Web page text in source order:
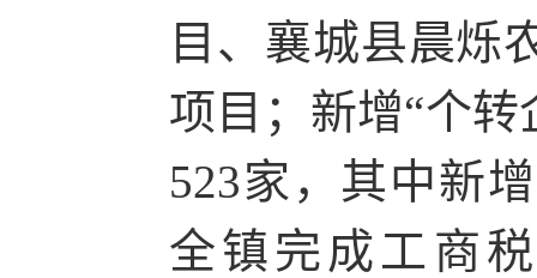
目、襄城县晨烁
项目；新增“个
523家，其中新
全镇完成工商